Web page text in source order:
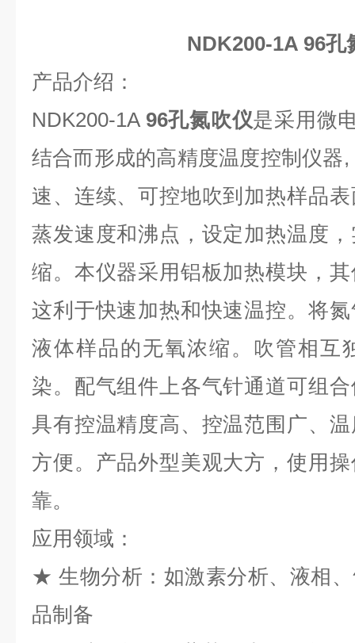
NDK200-1A 96孔
产品介绍：
NDK200-1A 96孔氮吹仪是采用微
结合而形成的高精度温度控制仪器
速、连续、可控地吹到加热样品
蒸发速度和沸点，设定加热温度
缩。本仪器采用铝板加热模块，
这利于快速加热和快速温控。将
液体样品的无氧浓缩。吹管相互
染。配气组件上各气针通道可组
具有控温精度高、控温范围广、
方便。产品外型美观大方，使用
靠。
应用领域：
★ 生物分析：如激素分析、液相
品制备